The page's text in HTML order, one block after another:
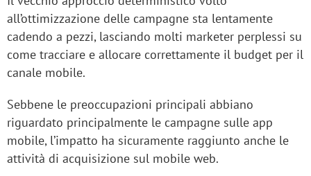
all’ottimizzazione delle campagne sta lentamente
cadendo a pezzi, lasciando molti marketer perplessi su
come tracciare e allocare correttamente il budget per il
canale mobile.
Sebbene le preoccupazioni principali abbiano
riguardato principalmente le campagne sulle app
mobile, l’impatto ha sicuramente raggiunto anche le
attività di acquisizione sul mobile web.